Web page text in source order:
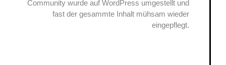
Community wurde auf WordPress umgestellt und
fast der gesammte Inhalt mühsam wieder
eingepflegt.